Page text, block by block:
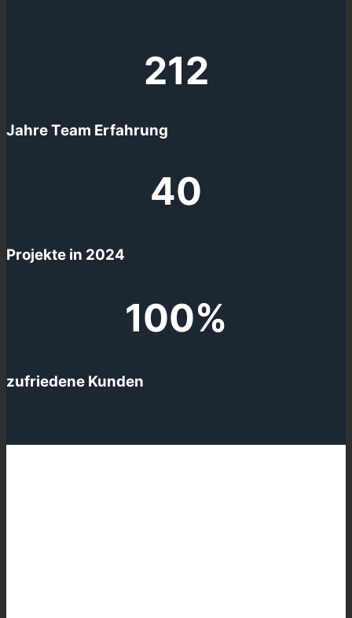
212
Jahre Team Erfahrung
40
Projekte in 2024
100%
zufriedene Kunden